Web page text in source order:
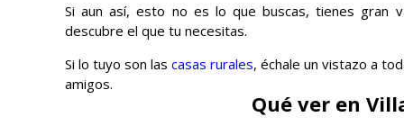
Si aun así, esto no es lo que buscas, tienes gran
descubre el que tu necesitas.
Si lo tuyo son las casas rurales, échale un vistazo a
amigos.
Qué ver en